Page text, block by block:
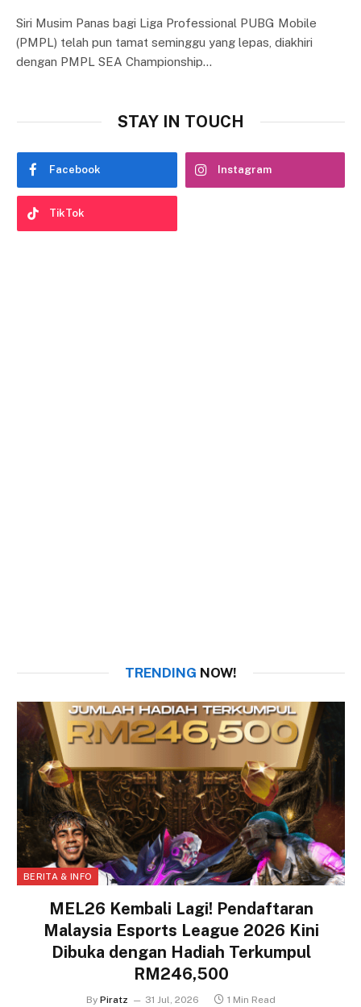
Siri Musim Panas bagi Liga Professional PUBG Mobile
(PMPL) telah pun tamat seminggu yang lepas, diakhiri
dengan PMPL SEA Championship…
STAY IN TOUCH
Facebook Instagram
TikTok
TRENDING NOW!
BERITA & INFO
MEL26 Kembali Lagi! Pendaftaran
Malaysia Esports League 2026 Kini
Dibuka dengan Hadiah Terkumpul
RM246,500
By Piratz 31 Jul, 2026 1 Min Read